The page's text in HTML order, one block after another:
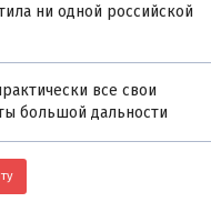
ни одной российской
все свои
большой дальности